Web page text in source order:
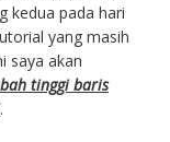
kedua pada hari
yang masih
saya akan
tinggi baris
.